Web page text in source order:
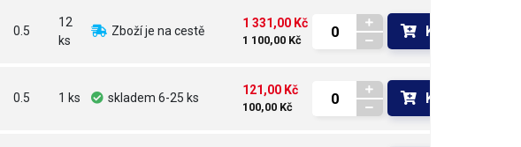
0.5
12
ks
Zboží je na cestě
1 331,00 Kč
1 100,00 Kč
Koupit
0.5 1 ks skladem 6-25 ks
121,00 Kč
100,00 Kč
Koupit